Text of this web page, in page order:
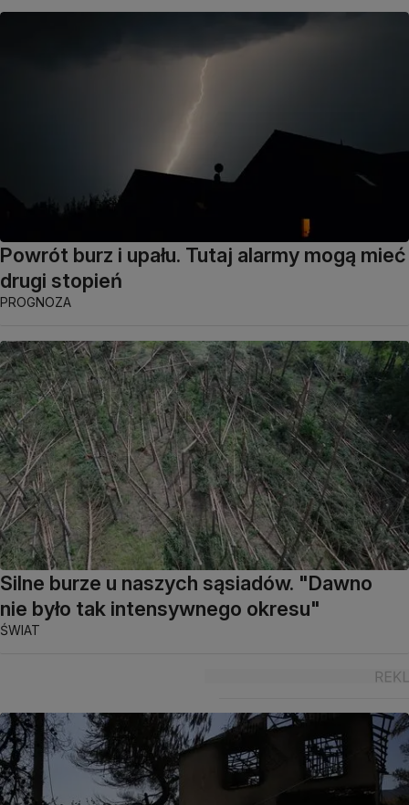
Powrót burz i upału. Tutaj alarmy mogą mieć
drugi stopień
PROGNOZA
Silne burze u naszych sąsiadów. "Dawno
nie było tak intensywnego okresu"
ŚWIAT